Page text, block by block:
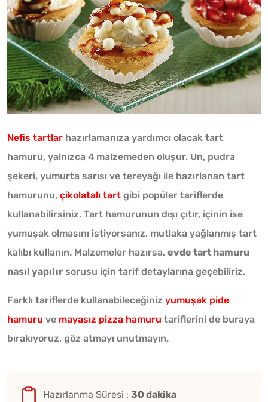
Nefis tartlar hazırlamanıza yardımcı olacak tart
hamuru, yalnızca 4 malzemeden oluşur. Un, pudra
şekeri, yumurta sarısı ve tereyağı ile hazırlanan tart
hamurunu, çikolatalı tart gibi popüler tariflerde
kullanabilirsiniz. Tart hamurunun dışı çıtır, içinin ise
yumuşak olmasını istiyorsanız, mutlaka yağlanmış tart
kalıbı kullanın. Malzemeler hazırsa, evde tart hamuru
nasıl yapılır sorusu için tarif detaylarına geçebiliriz.
Farklı tariflerde kullanabileceğiniz yumuşak pide
hamuru ve mayasız pizza hamuru tariflerini de buraya
bırakıyoruz, göz atmayı unutmayın.
Hazırlanma Süresi : 30 dakika